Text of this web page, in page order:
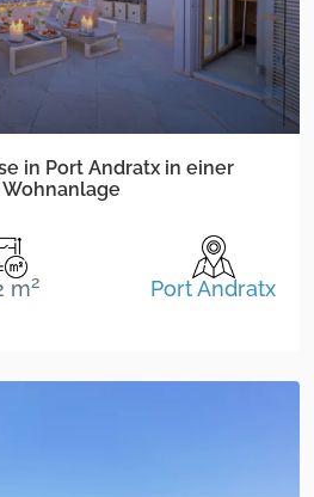
in Port Andratx in einer
m2 Port Andratx